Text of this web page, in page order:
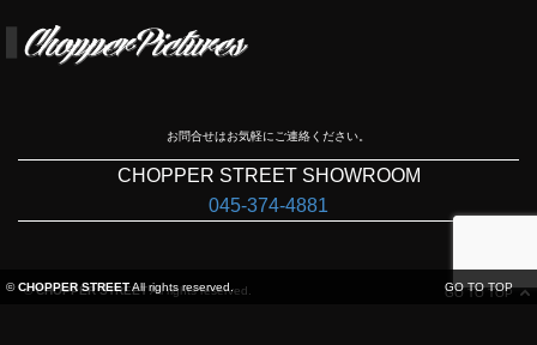
お問合せはお気軽にご連絡ください。
CHOPPER STREET SHOWROOM
045-374-4881
©CHOPPER STREETAll rights reserved. GO TO TOP
©CHOPPER STREETAll rights reserved. GO TO TOP